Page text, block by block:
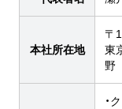
本社所在地
〒
東
野
・